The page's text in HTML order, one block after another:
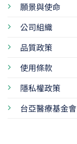
願景與使命
公司組織
品質政策
使用條款
隱私權政策
台亞醫療基金會